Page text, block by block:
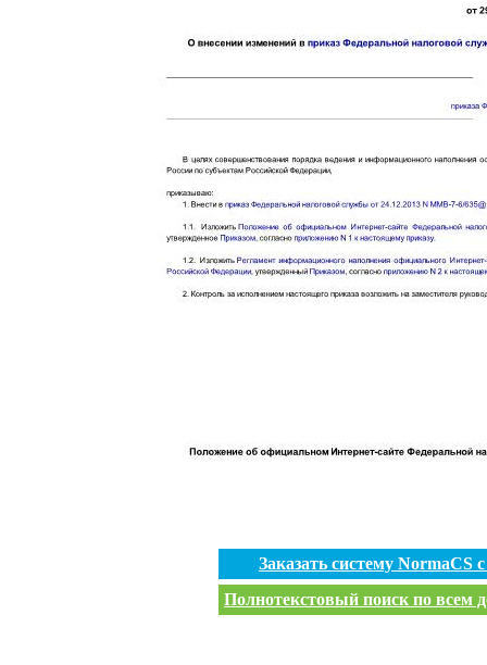
Заказать систему
Полнотекстовый поиск по всем